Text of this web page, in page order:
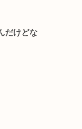
だけどな